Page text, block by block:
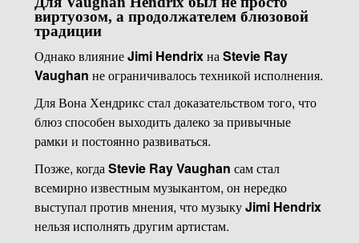
виртуозом, а продолжателем блюзовой
традиции
Однако влияниеJimi HendrixнаStevie Ray
Vaughan не ограничивалось техникой исполнения.
Для Вона Хендрикс стал доказательством того, что
блюз способен выходить далеко за привычные
рамки и постоянно развиваться.
Позже, когдаStevie Ray Vaughan сам стал
всемирно известным музыкантом, он нередко
выступал против мнения, что музыкуJimi Hendrix
нельзя исполнять другим артистам.